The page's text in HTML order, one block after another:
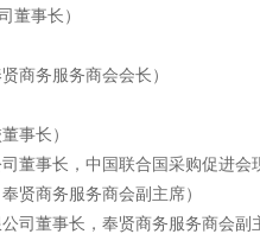
董事长）
商务服务商会会长）
事长）
董事长，中国联合国采购促进会
贤商务服务商会副主席）
司董事长，奉贤商务服务商会副